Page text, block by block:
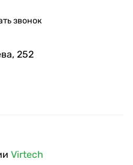
звонок
252
Virtech